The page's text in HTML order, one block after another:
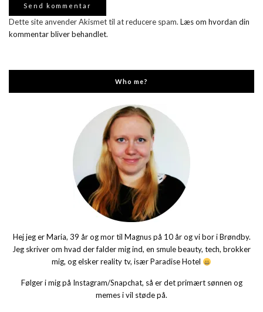
Dette site anvender Akismet til at reducere spam. Læs om hvordan din
kommentar bliver behandlet.
Who me?
Hej jeg er Maria, 39 år og mor til Magnus på 10 år og vi bor i Brøndby.
Jeg skriver om hvad der falder mig ind, en smule beauty, tech, brokker
mig, og elsker reality tv, især Paradise Hotel
Følger i mig på Instagram/Snapchat, så er det primært sønnen og
memes i vil støde på.